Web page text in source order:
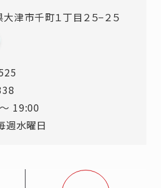
大津市千町１丁目２５−２５
19:00
週水曜日